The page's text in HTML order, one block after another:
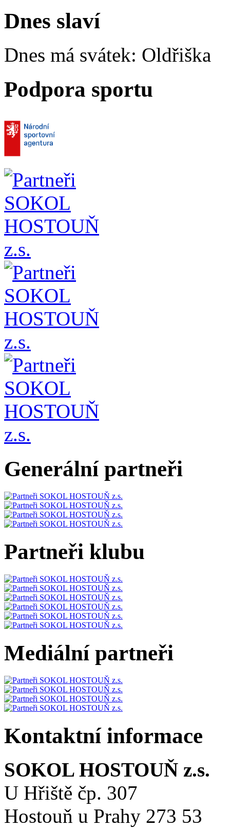
Dnes slaví
Dnes má svátek: Oldřiška
Podpora sportu
Generální partneři
Partneři klubu
Mediální partneři
Kontaktní informace
SOKOL HOSTOUŇ z.s.
U Hřiště čp. 307
Hostouň u Prahy 273 53